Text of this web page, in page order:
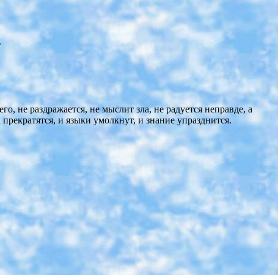
не раздражается, не мыслит зла, не радуется неправде, а
и языки умолкнут, и знание упразднится.